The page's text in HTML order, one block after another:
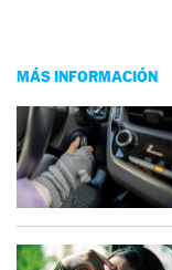
MÁS INFORMACIÓN